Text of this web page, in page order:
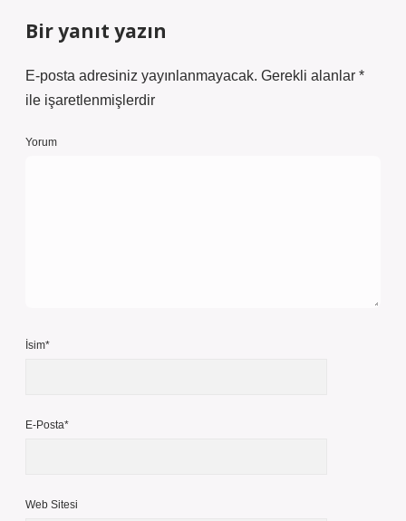
Bir yanıt yazın
E-posta adresiniz yayınlanmayacak. Gerekli alanlar *
ile işaretlenmişlerdir
Yorum
İsim*
E-Posta*
Web Sitesi